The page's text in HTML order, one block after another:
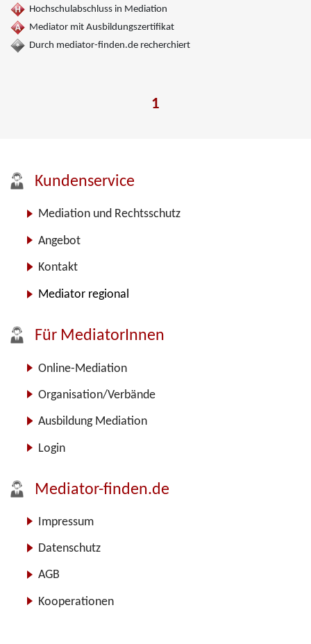
Hochschulabschluss in Mediation
Mediator mit Ausbildungszertifikat
Durch mediator-finden.de recherchiert
1
Kundenservice
Mediation und Rechtsschutz
Angebot
Kontakt
Mediator regional
Für MediatorInnen
Online-Mediation
Organisation/Verbände
Ausbildung Mediation
Login
Mediator-finden.de
Impressum
Datenschutz
AGB
Kooperationen